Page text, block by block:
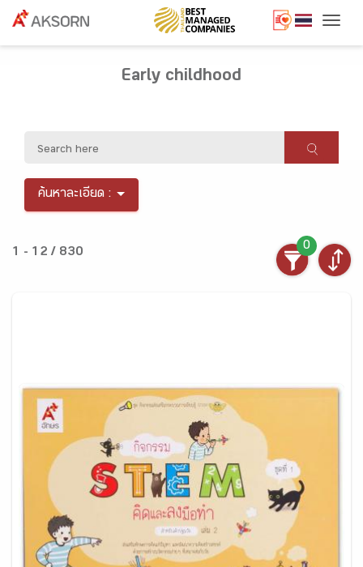
Early childhood
ค้นหาละเอียด :
1 - 12 / 830
0